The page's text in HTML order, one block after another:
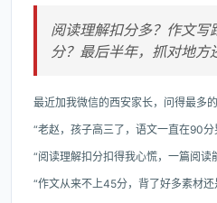
阅读理解扣分多？作文写
分？最后半年，抓对地方
最近加我微信的西安家长，问得最多的
“老赵，孩子高三了，语文一直在90
“阅读理解扣分扣得我心慌，一篇阅读
“作文从来不上45分，背了好多素材